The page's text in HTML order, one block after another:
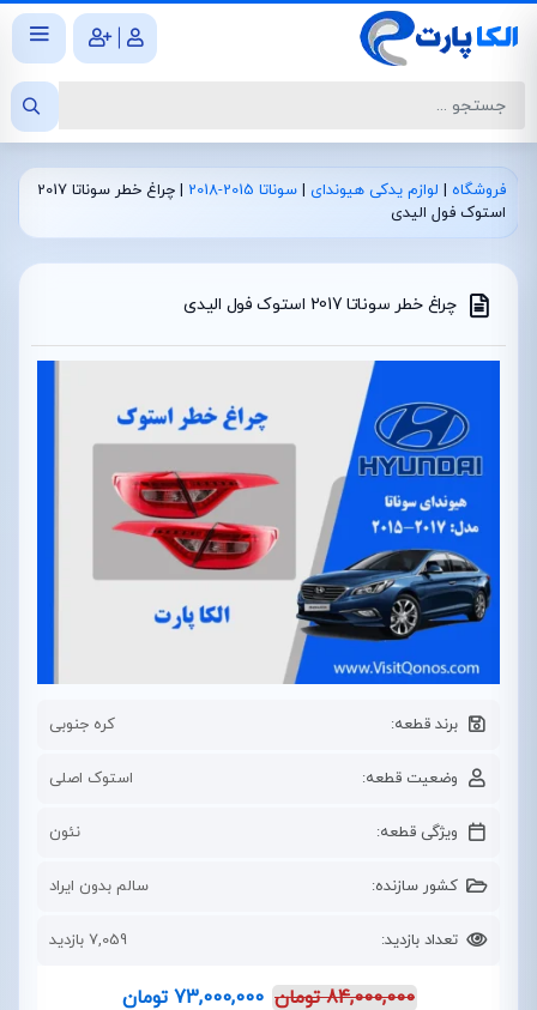
|
فروشگاه | لوازم یدکی هیوندای | سوناتا 2015-2018 |
چراغ خطر سوناتا 2017
استوک فول الیدی
چراغ خطر سوناتا 2017 استوک فول الیدی
برند قطعه: کره جنوبی
وضعیت قطعه: استوک اصلی
ویژگی قطعه: نئون
کشور سازنده: سالم بدون ایراد
تعداد بازدید: 7,059 بازدید
84,000,000 تومان 73,000,000 تومان